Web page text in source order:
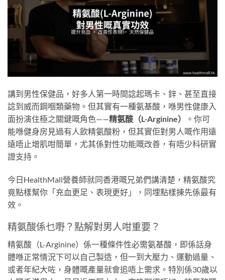
講到男性保健品，好多人第一時間諗起瑪卡、鋅、甚至直接
諗到威而鋼嗰類藥物。但其實有一種氨基酸，喺男性健康入
面扮演住極之關鍵嘅角色——精氨酸（L-Arginine）
。你可
能喺健身房見過有人飲精氨酸粉，但其實佢對男人嘅作用遠
遠唔止增肌咁簡單，尤其係對性功能嘅改善，有唔少科研實
證支持。
今日HealthMall營養師就同香港嘅兄弟們講清楚，精氨酸究
竟點樣幫你「充血更足、表現更好」，同埋點樣揀先係最有
效。
精氨酸係乜嘢？點解對男人咁重要？
精氨酸（L-Arginine）係一種條件性必需氨基酸，即係話身
體喺正常情況下可以自己製造，但一到大壓力、運動過量、
或者年紀大咗，身體嘅產量就會追唔上需求。特別係30歲以